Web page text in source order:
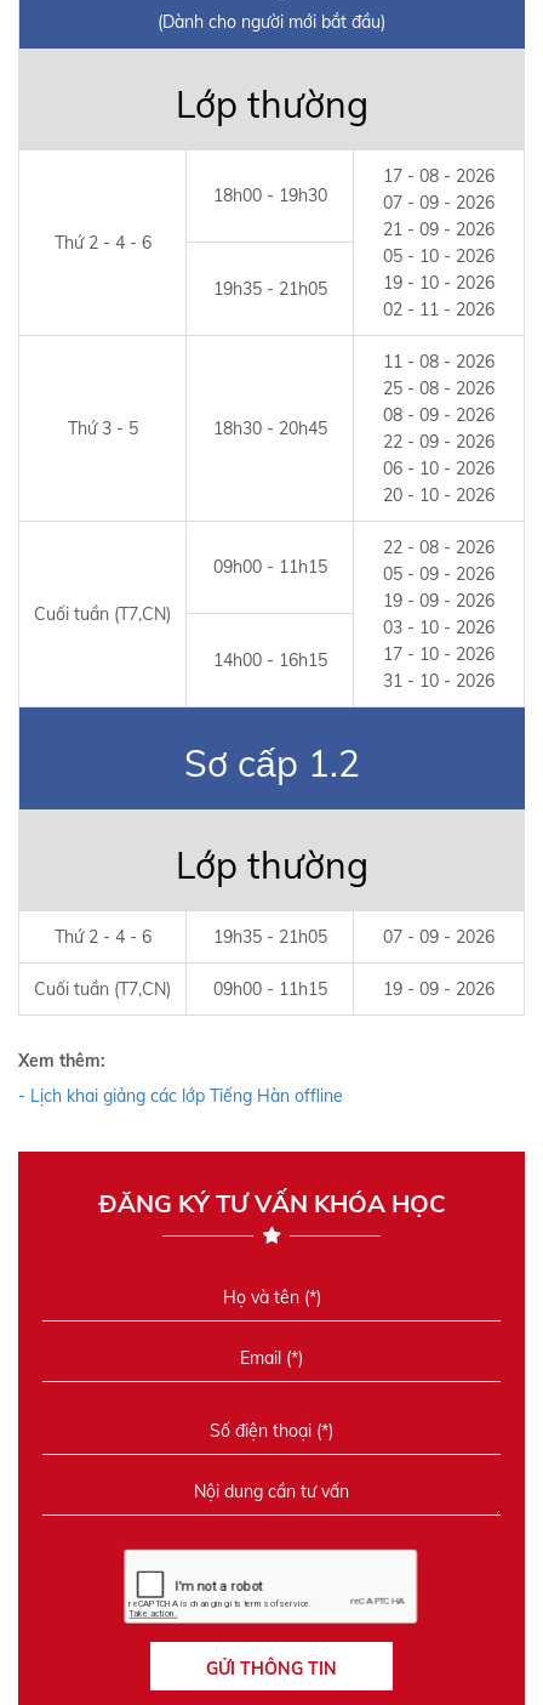
(Dành cho người mới bắt đầu)
Lớp thường
Thứ 2 - 4 - 6
18h00 - 19h30
17 - 08 - 2026
07 - 09 - 2026
21 - 09 - 2026
05 - 10 - 2026
19 - 10 - 2026
02 - 11 - 2026
19h35 - 21h05
Thứ 3 - 5 18h30 - 20h45
11 - 08 - 2026
25 - 08 - 2026
08 - 09 - 2026
22 - 09 - 2026
06 - 10 - 2026
20 - 10 - 2026
Cuối tuần (T7,CN)
09h00 - 11h15
22 - 08 - 2026
05 - 09 - 2026
19 - 09 - 2026
03 - 10 - 2026
17 - 10 - 2026
31 - 10 - 2026
14h00 - 16h15
Sơ cấp 1.2
Lớp thường
Thứ 2 - 4 - 6 19h35 - 21h05 07 - 09 - 2026
Cuối tuần (T7,CN) 09h00 - 11h15 19 - 09 - 2026
Xem thêm:
- Lịch khai giảng các lớp Tiếng Hàn offline
ĐĂNG KÝ TƯ VẤN KHÓA HỌC
GỬI THÔNG TIN